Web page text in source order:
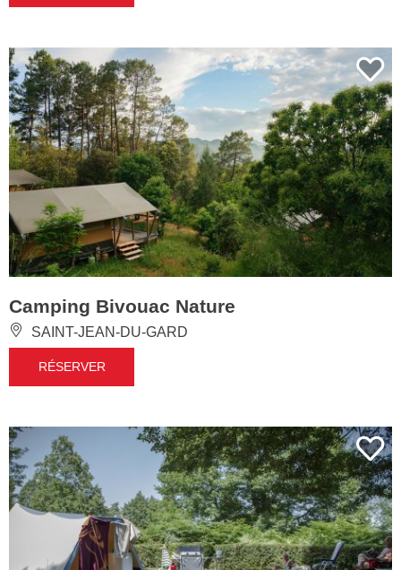
Camping Bivouac Nature
SAINT-JEAN-DU-GARD
RÉSERVER